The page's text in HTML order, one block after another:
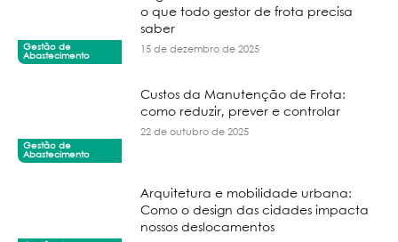
Gestão de
Abastecimento
o que todo gestor de frota precisa
saber
15 de dezembro de 2025
Gestão de
Abastecimento
Custos da Manutenção de Frota:
como reduzir, prever e controlar
22 de outubro de 2025
Arquitetura e mobilidade urbana:
Como o design das cidades impacta
nossos deslocamentos